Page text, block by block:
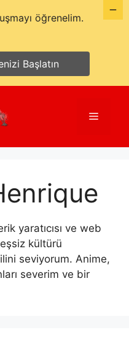
Menü
yaratıcısı ve web
eşsiz kültürü
seviyorum. Anime,
severim ve bir
öğrenelim.
Başlatın